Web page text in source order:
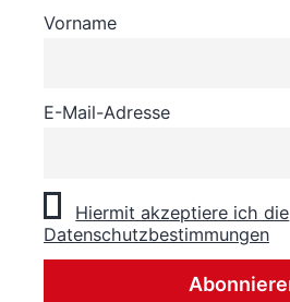
Vorname
E-Mail-Adresse
Hiermit akzeptiere ich die
Datenschutzbestimmungen